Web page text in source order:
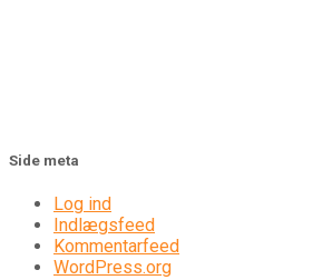
Side meta
Log ind
Indlægsfeed
Kommentarfeed
WordPress.org